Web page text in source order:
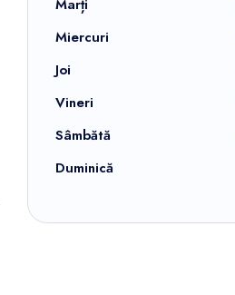
Marți
Miercuri
Joi
Vineri
Sâmbătă
Duminică